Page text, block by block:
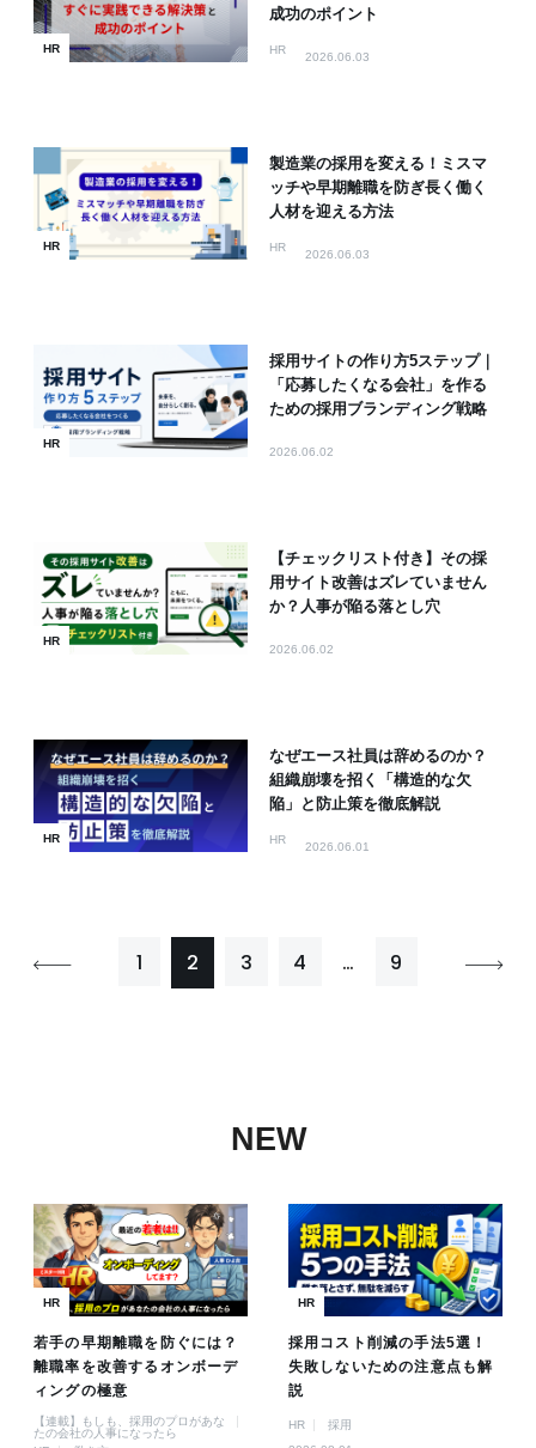
HR
成功のポイント
HR
2026.06.03
HR
製造業の採用を変える！ミスマ
ッチや早期離職を防ぎ長く働く
人材を迎える方法
HR
2026.06.03
HR
採用サイトの作り方5ステップ｜
「応募したくなる会社」を作る
ための採用ブランディング戦略
2026.06.02
HR
【チェックリスト付き】その採
用サイト改善はズレていません
か？人事が陥る落とし穴
2026.06.02
HR
なぜエース社員は辞めるのか？
組織崩壊を招く「構造的な欠
陥」と防止策を徹底解説
HR
2026.06.01
1 2 3 4 … 9
NEW
HR
若手の早期離職を防ぐには？
離職率を改善するオンボーデ
ィングの極意
【連載】もしも、採用のプロがあな
たの会社の人事になったら
HR
採用コスト削減の手法5選！
失敗しないための注意点も解
説
HR
採用